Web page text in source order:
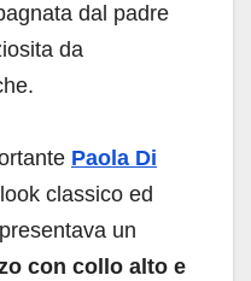
dal padre
da
Paola Di
classico ed
un
con collo alto e